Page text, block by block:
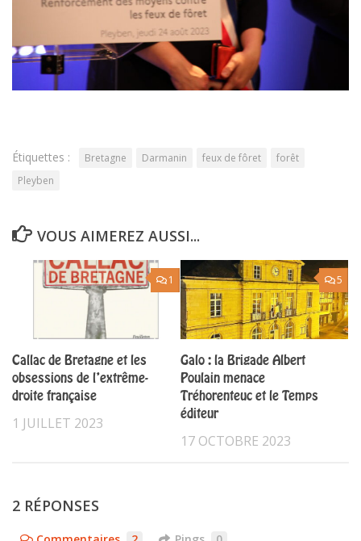
Étiquettes : Bretagne Darmanin feux de fôret
forêt
Pleyben
VOUS AIMEREZ AUSSI...
1
Callac de Bretagne et les
obsessions de l’extrême-
droite française
1 JUILLET 2023
5
Galo : la Brigade Albert
Poulain menace
Tréhorenteuc et le Temps
éditeur
17 OCTOBRE 2023
2 RÉPONSES